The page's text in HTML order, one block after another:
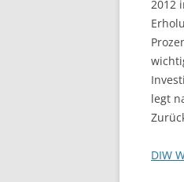
2012
legt
DIW